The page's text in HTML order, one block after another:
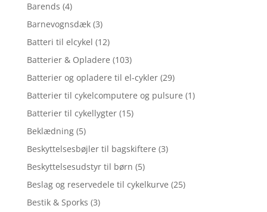
Barends (4)
Barnevognsdæk (3)
Batteri til elcykel (12)
Batterier & Opladere (103)
Batterier og opladere til el-cykler (29)
Batterier til cykelcomputere og pulsure (1)
Batterier til cykellygter (15)
Beklædning (5)
Beskyttelsesbøjler til bagskiftere (3)
Beskyttelsesudstyr til børn (5)
Beslag og reservedele til cykelkurve (25)
Bestik & Sporks (3)